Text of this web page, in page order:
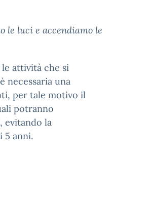
le luci e accendiamo le
attività che si
necessaria una
per tale motivo il
potranno
evitando la
5 anni.